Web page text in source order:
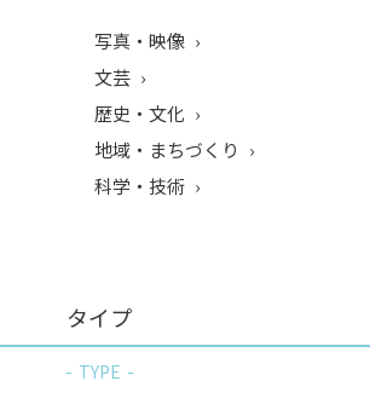
写真・映像
文芸
歴史・文化
地域・まちづくり
科学・技術
タイプ
TYPE